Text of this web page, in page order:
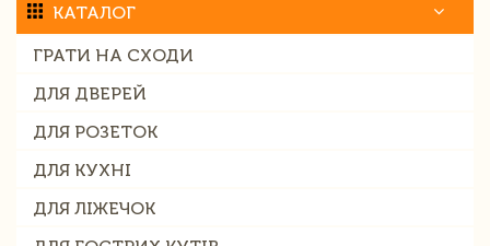
КАТАЛОГ
ГРАТИ НА СХОДИ
ДЛЯ ДВЕРЕЙ
ДЛЯ РОЗЕТОК
ДЛЯ КУХНІ
ДЛЯ ЛІЖЕЧОК